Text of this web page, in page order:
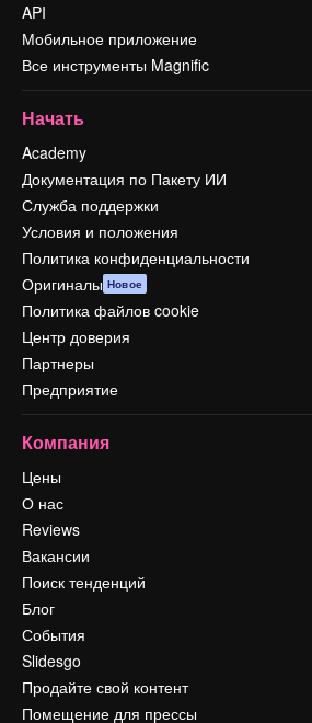
API
Мобильное приложение
Все инструменты Magnific
Начать
Academy
Документация по Пакету ИИ
Служба поддержки
Условия и положения
Политика конфиденциальности
Оригиналы Новое
Политика файлов cookie
Центр доверия
Партнеры
Предприятие
Компания
Цены
О нас
Reviews
Вакансии
Поиск тенденций
Блог
События
Slidesgo
Продайте свой контент
Помещение для прессы